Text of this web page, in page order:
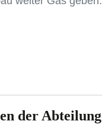
der Abteilung